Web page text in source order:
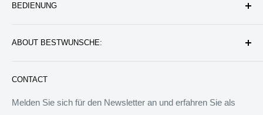
Datenschutzerklärung
Service & Verpflichtung
BEDIENUNG
Versand & Bearbeitung
CONTACT
Melden Sie sich für den Newsletter an und erfahren Sie als
ABOUT BESTWUNSCHE:
finden, die das Leben besser machen können. Wir werden
allen Menschen auf der Welt besondere Dinge anbieten.